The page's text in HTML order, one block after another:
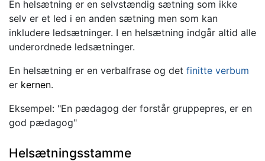
En helsætning er en selvstændig sætning som ikke
selv er et led i en anden sætning men som kan
inkludere ledsætninger. I en helsætning indgår altid alle
underordnede ledsætninger.
En helsætning er en verbalfrase og det finitte verbum
er kernen.
Eksempel: "En pædagog der forstår gruppepres, er en
god pædagog"
Helsætningsstamme